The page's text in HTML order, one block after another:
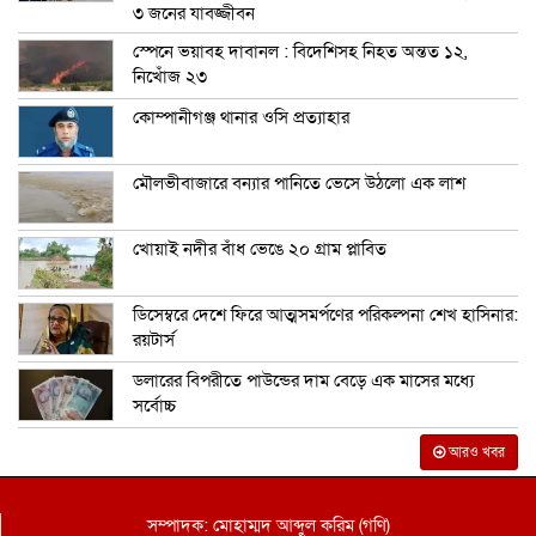
৩ জনের যাবজ্জীবন
স্পেনে ভয়াবহ দাবানল : বিদেশিসহ নিহত অন্তত ১২,
নিখোঁজ ২৩
কোম্পানীগঞ্জ থানার ওসি প্রত্যাহার
মৌলভীবাজারে বন্যার পানিতে ভেসে উঠলো এক লাশ
খোয়াই নদীর বাঁধ ভেঙে ২০ গ্রাম প্লাবিত
ডিসেম্বরে দেশে ফিরে আত্মসমর্পণের পরিকল্পনা শেখ হাসিনার:
রয়টার্স
ডলারের বিপরীতে পাউন্ডের দাম বেড়ে এক মাসের মধ্যে
সর্বোচ্চ
আরও খবর
সম্পাদক: মোহাম্মদ আব্দুল করিম (গণি)